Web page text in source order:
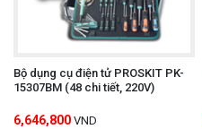
Bộ dụng cụ điện tử PROSKIT PK-
15307BM (48 chi tiết, 220V)
6,646,800 VND